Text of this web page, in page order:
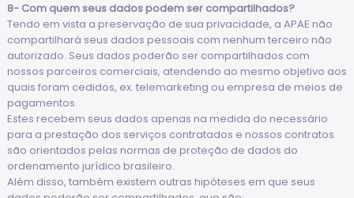
8- Com quem seus dados podem ser compartilhados?
Tendo em vista a preservação de sua privacidade, a APAE não
compartilhará seus dados pessoais com nenhum terceiro não
autorizado. Seus dados poderão ser compartilhados com
nossos parceiros comerciais, atendendo ao mesmo objetivo aos
quais foram cedidos, ex. telemarketing ou empresa de meios de
pagamentos.
Estes recebem seus dados apenas na medida do necessário
para a prestação dos serviços contratados e nossos contratos
são orientados pelas normas de proteção de dados do
ordenamento jurídico brasileiro.
Além disso, também existem outras hipóteses em que seus